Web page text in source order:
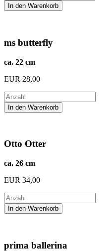
ms butterfly
ca. 22 cm
EUR 28,00
Otto Otter
ca. 26 cm
EUR 34,00
prima ballerina